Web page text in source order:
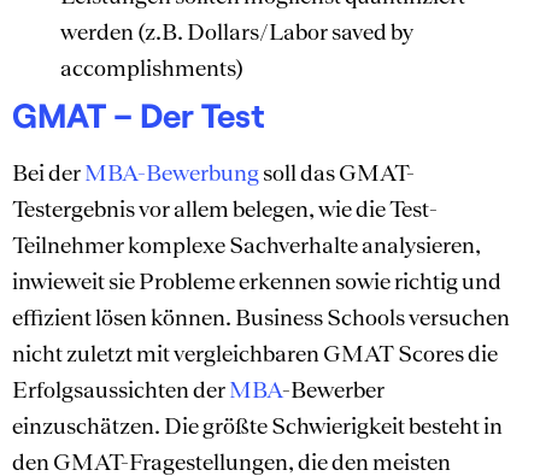
werden (z.B. Dollars/Labor saved by
accomplishments)
GMAT – Der Test
Bei derMBA-Bewerbungsoll das GMAT-
Testergebnis vor allem belegen, wie die Test-
Teilnehmer komplexe Sachverhalte analysieren,
inwieweit sie Probleme erkennen sowie richtig und
effizient lösen können. Business Schools versuchen
nicht zuletzt mit vergleichbaren GMAT Scores die
Erfolgsaussichten derMBA-Bewerber
einzuschätzen. Die größte Schwierigkeit besteht in
den GMAT-Fragestellungen, die den meisten